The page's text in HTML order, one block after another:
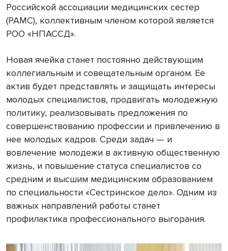
Российской ассоциации медицинских сестер
(РАМС), коллективным членом которой является
РОО «НПАССД».
Новая ячейка станет постоянно действующим
коллегиальным и совещательным органом. Ее
актив будет представлять и защищать интересы
молодых специалистов, продвигать молодежную
политику, реализовывать предложения по
совершенствованию профессии и привлечению в
нее молодых кадров. Среди задач — и
вовлечение молодежи в активную общественную
жизнь, и повышение статуса специалистов со
средним и высшим медицинским образованием
по специальности «Сестринское дело». Одним из
важных направлений работы станет
профилактика профессионального выгорания.